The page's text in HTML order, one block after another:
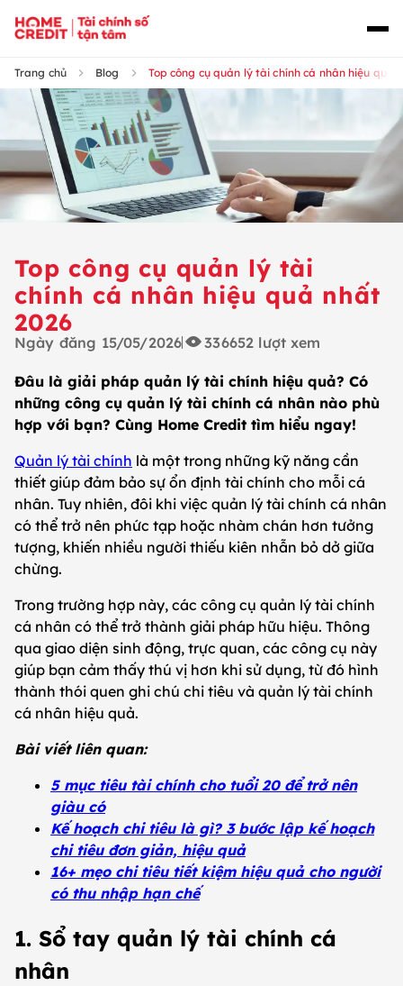
Trang chủ Blog Top công cụ quản lý tài chính cá nhân hiệu quả
Top công cụ quản lý tài
chính cá nhân hiệu quả nhất
2026
Ngày đăng 15/05/2026 336652 lượt xem
Đâu là giải pháp quản lý tài chính hiệu quả? Có
những công cụ quản lý tài chính cá nhân nào phù
hợp với bạn? Cùng Home Credit tìm hiểu ngay!
Quản lý tài chính là một trong những kỹ năng cần
thiết giúp đảm bảo sự ổn định tài chính cho mỗi cá
nhân. Tuy nhiên, đôi khi việc quản lý tài chính cá nhân
có thể trở nên phức tạp hoặc nhàm chán hơn tưởng
tượng, khiến nhiều người thiếu kiên nhẫn bỏ dở giữa
chừng.
Trong trường hợp này, các công cụ quản lý tài chính
cá nhân có thể trở thành giải pháp hữu hiệu. Thông
qua giao diện sinh động, trực quan, các công cụ này
giúp bạn cảm thấy thú vị hơn khi sử dụng, từ đó hình
thành thói quen ghi chú chi tiêu và quản lý tài chính
cá nhân hiệu quả.
Bài viết liên quan:
5 mục tiêu tài chính cho tuổi 20 để trở nên
giàu có
Kế hoạch chi tiêu là gì? 3 bước lập kế hoạch
chi tiêu đơn giản, hiệu quả
16+ mẹo chi tiêu tiết kiệm hiệu quả cho người
có thu nhập hạn chế
1. Sổ tay quản lý tài chính cá
nhân